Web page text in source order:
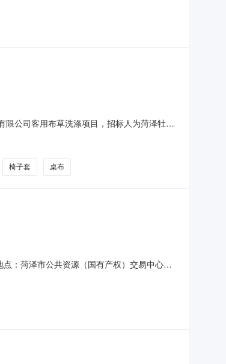
公司客用布草洗涤项目，招标人为菏泽牡丹
椅子套 桌布
：菏泽市公共资源（国有产权）交易中心交